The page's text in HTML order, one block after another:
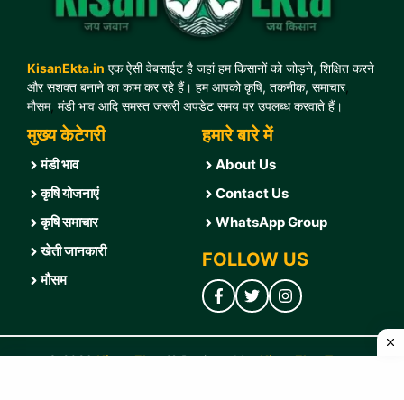
KisanEkta.in एक ऐसी वेबसाईट है जहां हम किसानों को जोड़ने, शिक्षित करने
और सशक्त बनाने का काम कर रहे हैं। हम आपको कृषि, तकनीक, समाचार,
मौसम, मंडी भाव आदि समस्त जरूरी अपडेट समय पर उपलब्ध करवाते हैं।
मुख्य केटेगरी
मंडी भाव
कृषि योजनाएं
कृषि समाचार
खेती जानकारी
मौसम
हमारे बारे में
About Us
Contact Us
WhatsApp Group
FOLLOW US
© 2026Kisan Ekta❤️ Designed byKisanEkta Team